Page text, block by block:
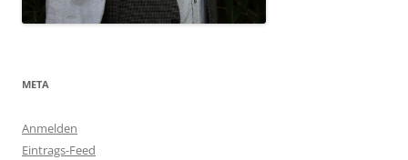
META
Anmelden
Eintrags-Feed